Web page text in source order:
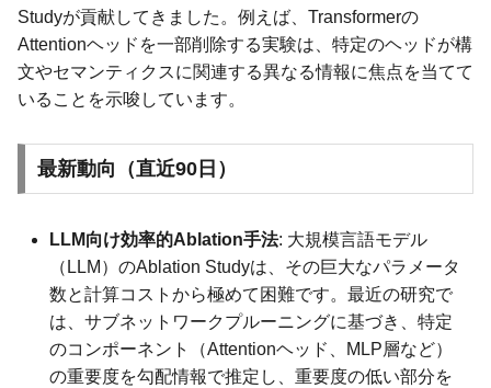
Studyが貢献してきました。例えば、Transformerの
Attentionヘッドを一部削除する実験は、特定のヘッドが構
文やセマンティクスに関連する異なる情報に焦点を当てて
いることを示唆しています。
最新動向（直近90日）
LLM向け効率的Ablation手法: 大規模言語モデル
（LLM）のAblation Studyは、その巨大なパラメータ
数と計算コストから極めて困難です。最近の研究で
は、サブネットワークプルーニングに基づき、特定
のコンポーネント（Attentionヘッド、MLP層など）
の重要度を勾配情報で推定し、重要度の低い部分を